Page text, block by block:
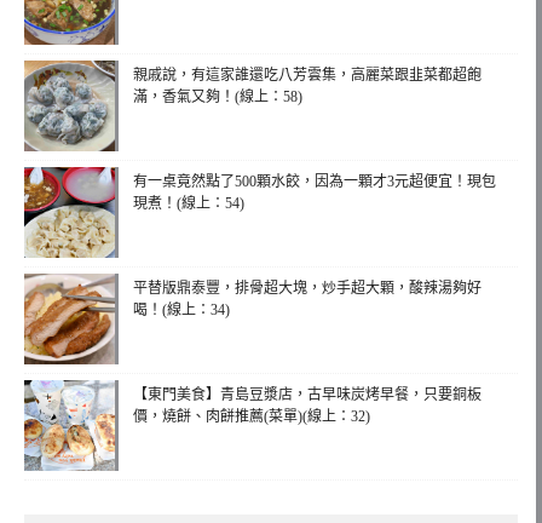
親戚說，有這家誰還吃八芳雲集，高麗菜跟韭菜都超飽
滿，香氣又夠！(線上：58)
有一桌竟然點了500顆水餃，因為一顆才3元超便宜！現包
現煮！(線上：54)
平替版鼎泰豐，排骨超大塊，炒手超大顆，酸辣湯夠好
喝！(線上：34)
【東門美食】青島豆漿店，古早味炭烤早餐，只要銅板
價，燒餅、肉餅推薦(菜單)(線上：32)